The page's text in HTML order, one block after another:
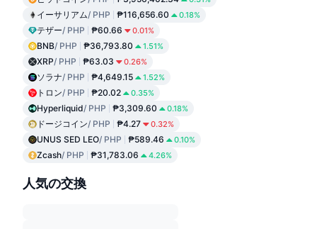
イーサリアム/ PHP ₱116,656.60 0.18%
テザー/ PHP ₱60.66 0.01%
BNB/ PHP ₱36,793.80 1.51%
XRP/ PHP ₱63.03 0.26%
ソラナ/ PHP ₱4,649.15 1.52%
トロン/ PHP ₱20.02 0.35%
Hyperliquid/ PHP ₱3,309.60 0.18%
ドージコイン/ PHP ₱4.27 0.32%
UNUS SED LEO/ PHP ₱589.46 0.10%
Zcash/ PHP ₱31,783.06 4.26%
人気の交換